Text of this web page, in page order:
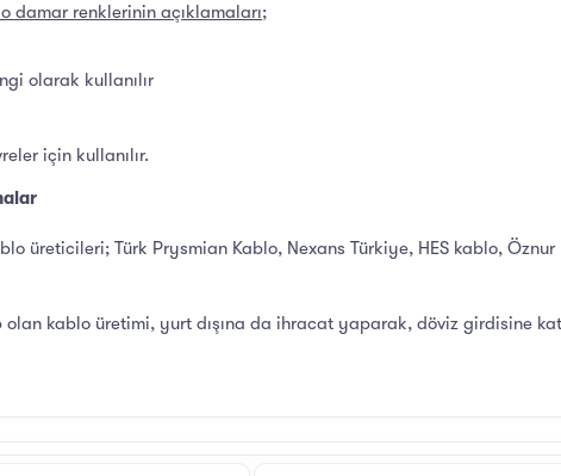
damar renklerinin açıklamaları;
olarak kullanılır
için kullanılır.
üreticileri; Türk Prysmian Kablo, Nexans Türkiye, HES kablo,
kablo üretimi, yurt dışına da ihracat yaparak, döviz girdisine